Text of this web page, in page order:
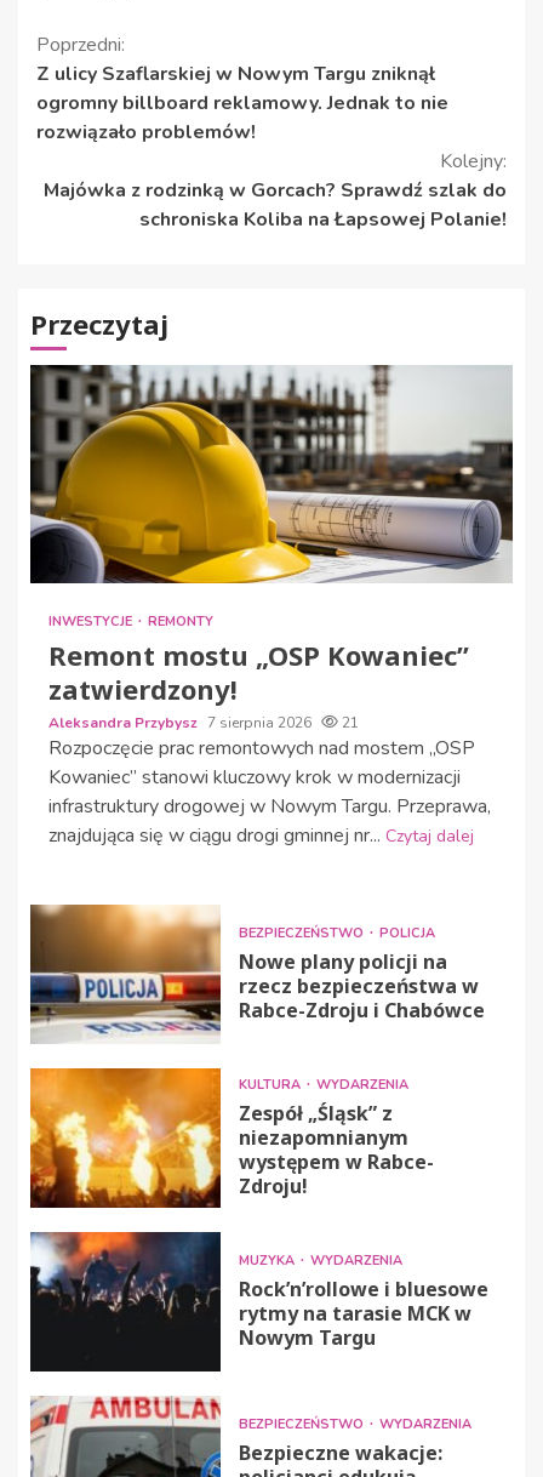
Kontynuuj
czytanie
Poprzedni:
Z ulicy Szaflarskiej w Nowym Targu zniknął
ogromny billboard reklamowy. Jednak to nie
rozwiązało problemów!
Kolejny:
Majówka z rodzinką w Gorcach? Sprawdź szlak do
schroniska Koliba na Łapsowej Polanie!
Przeczytaj
INWESTYCJE REMONTY
Remont mostu „OSP Kowaniec”
zatwierdzony!
Aleksandra Przybysz 7 sierpnia 2026 21
Rozpoczęcie prac remontowych nad mostem „OSP
Kowaniec” stanowi kluczowy krok w modernizacji
infrastruktury drogowej w Nowym Targu. Przeprawa,
znajdująca się w ciągu drogi gminnej nr... Czytaj dalej
BEZPIECZEŃSTWO POLICJA
Nowe plany policji na
rzecz bezpieczeństwa w
Rabce-Zdroju i Chabówce
KULTURA WYDARZENIA
Zespół „Śląsk” z
niezapomnianym
występem w Rabce-
Zdroju!
MUZYKA WYDARZENIA
Rock’n’rollowe i bluesowe
rytmy na tarasie MCK w
Nowym Targu
BEZPIECZEŃSTWO WYDARZENIA
Bezpieczne wakacje: